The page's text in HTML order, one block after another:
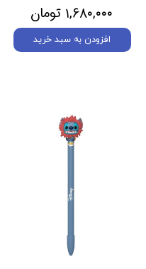
۱,۶۸۰,۰۰۰ تومان
افزودن به سبد خرید